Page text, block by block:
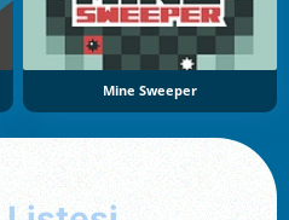
Mine Sweeper